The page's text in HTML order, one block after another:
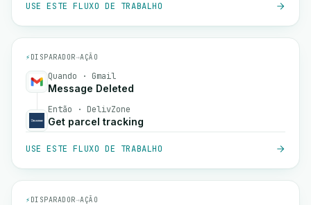
USE ESTE FLUXO DE TRABALHO
⚡ DISPARADOR→AÇÃO
Quando · Gmail
Message Deleted
Então · DelivZone
Get parcel tracking
USE ESTE FLUXO DE TRABALHO
⚡ DISPARADOR→AÇÃO